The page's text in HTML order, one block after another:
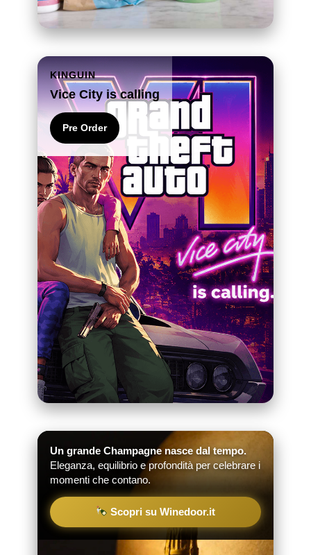
KINGUIN
Vice City is calling
Pre Order
Un grande Champagne nasce dal tempo.
Eleganza, equilibrio e profondità per celebrare i
momenti che contano.
Scopri su Winedoor.it